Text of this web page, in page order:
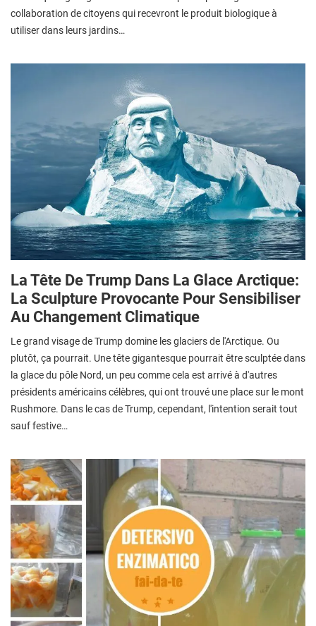
collaboration de citoyens qui recevront le produit biologique à
utiliser dans leurs jardins…
La Tête De Trump Dans La Glace Arctique:
La Sculpture Provocante Pour Sensibiliser
Au Changement Climatique
Le grand visage de Trump domine les glaciers de l'Arctique. Ou
plutôt, ça pourrait. Une tête gigantesque pourrait être sculptée dans
la glace du pôle Nord, un peu comme cela est arrivé à d'autres
présidents américains célèbres, qui ont trouvé une place sur le mont
Rushmore. Dans le cas de Trump, cependant, l'intention serait tout
sauf festive…